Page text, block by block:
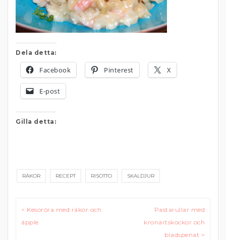
Dela detta:
Facebook Pinterest X
E-post
Gilla detta:
RÄKOR RECEPT RISOTTO SKALDJUR
Inläggsnavigering
< Kesoröra med räkor och
äpple
Pastarullar med
kronärtskockor och
bladspenat >